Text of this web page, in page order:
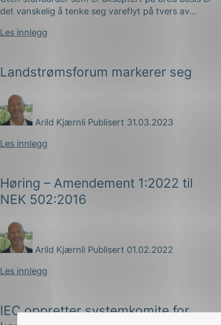
det vanskelig å tenke seg vareflyt på tvers av...
Les innlegg
Landstrømsforum markerer seg
Arild Kjærnli Publisert 31.03.2023
Les innlegg
Høring – Amendement 1:2022 til
NEK 502:2016
Arild Kjærnli Publisert 01.02.2022
Les innlegg
IEC oppretter systemkomite for